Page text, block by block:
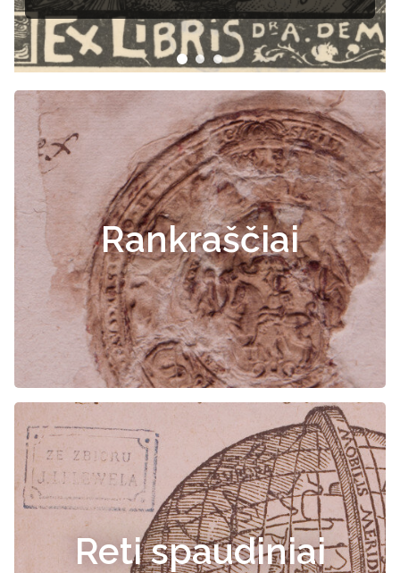
Rankraščiai
Reti spaudiniai